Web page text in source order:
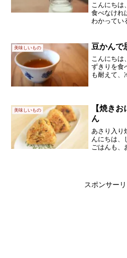
こんにちは
食べなけれ
わかってい
が、バナナ
～？単品
美味しいもの 豆かんで
こんにちは
ずきりを食
も耐えて、
さっぱり
美味しいもの
【焼き
ん
あさり入り
んにちは、
ごはんも、
スポンサー